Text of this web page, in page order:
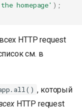
homepage' );
HTTP request
см. в
, который
HTTP request